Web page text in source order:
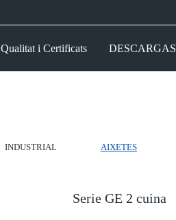
Qualitat i Certificats DESCARGAS
INDUSTRIAL AIXETES
Serie GE 2 cuina